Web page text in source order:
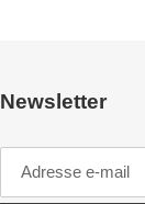
Newsletter